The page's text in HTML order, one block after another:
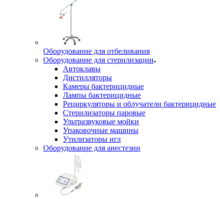
Оборудование для отбеливания
Оборудование для стерилизации
Автоклавы
Дистилляторы
Камеры бактерицидные
Лампы бактерицидные
Рециркуляторы и облучатели бактерицидные
Стерилизаторы паровые
Ультразвуковые мойки
Упаковочные машины
Утилизаторы игл
Оборудование для анестезии